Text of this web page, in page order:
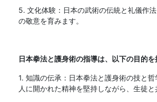
5. 文化体験：日本の武術の伝統と礼儀作
の敬意を育みます。
日本拳法と護身術の指導は、以下の目的を
1. 知識の伝承：日本拳法と護身術の技と
人に開かれた精神を堅持しながら、生徒と